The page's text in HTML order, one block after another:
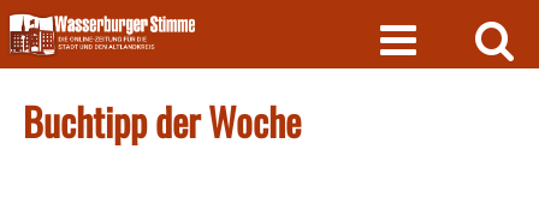
Skip
to
content
Buchtipp der Woche